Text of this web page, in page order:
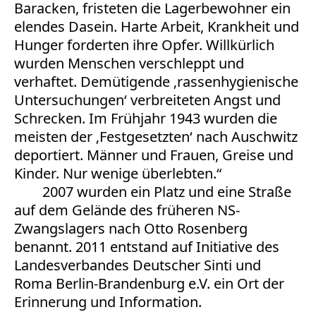
Baracken, fristeten die Lagerbewohner ein
elendes Dasein. Harte Arbeit, Krankheit und
Hunger forderten ihre Opfer. Willkürlich
wurden Menschen verschleppt und
verhaftet. Demütigende ‚rassenhygienische
Untersuchungen‘ verbreiteten Angst und
Schrecken. Im Frühjahr 1943 wurden die
meisten der ‚Festgesetzten‘ nach Auschwitz
deportiert. Männer und Frauen, Greise und
Kinder. Nur wenige überlebten.“
2007 wurden ein Platz und eine Straße
auf dem Gelände des früheren NS-
Zwangslagers nach Otto Rosenberg
benannt. 2011 entstand auf Initiative des
Landesverbandes Deutscher Sinti und
Roma Berlin-Brandenburg e.V. ein Ort der
Erinnerung und Information.